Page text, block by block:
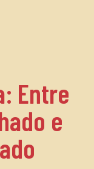
Entre
e